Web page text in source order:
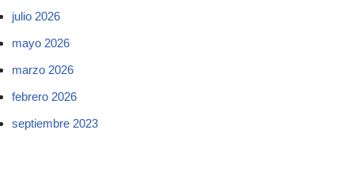
julio 2026
mayo 2026
marzo 2026
febrero 2026
septiembre 2023